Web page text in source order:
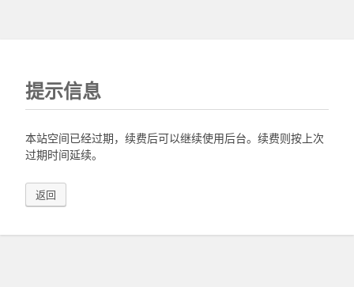
提示信息
本站空间已经过期，续费后可以继续使用后台。续费则按上次
过期时间延续。
返回